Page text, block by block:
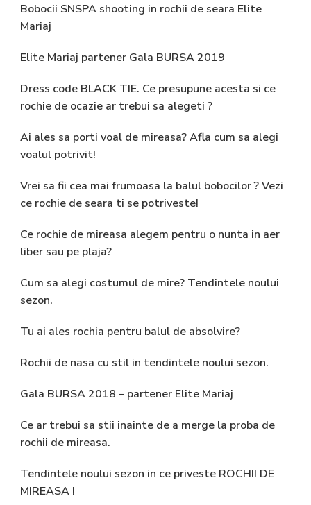
Bobocii SNSPA shooting in rochii de seara Elite
Mariaj
Elite Mariaj partener Gala BURSA 2019
Dress code BLACK TIE. Ce presupune acesta si ce
rochie de ocazie ar trebui sa alegeti ?
Ai ales sa porti voal de mireasa? Afla cum sa alegi
voalul potrivit!
Vrei sa fii cea mai frumoasa la balul bobocilor ? Vezi
ce rochie de seara ti se potriveste!
Ce rochie de mireasa alegem pentru o nunta in aer
liber sau pe plaja?
Cum sa alegi costumul de mire? Tendintele noului
sezon.
Tu ai ales rochia pentru balul de absolvire?
Rochii de nasa cu stil in tendintele noului sezon.
Gala BURSA 2018 – partener Elite Mariaj
Ce ar trebui sa stii inainte de a merge la proba de
rochii de mireasa.
Tendintele noului sezon in ce priveste ROCHII DE
MIREASA !